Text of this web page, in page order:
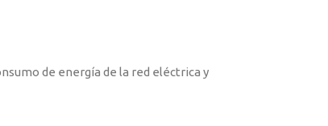
de energía de la red eléctrica y